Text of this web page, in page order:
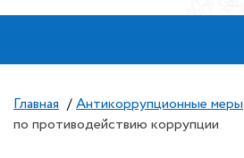
Главная / Антикоррупционные меры
по противодействию коррупции